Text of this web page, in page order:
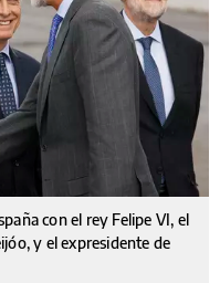
con el rey Felipe VI, el
y el expresidente de